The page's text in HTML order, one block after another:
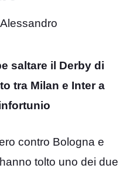
Alessandro
saltare il Derby di
tra Milan e Inter a
contro Bologna e
hanno tolto uno dei due